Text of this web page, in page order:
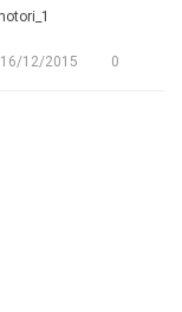
16/12/2015 0